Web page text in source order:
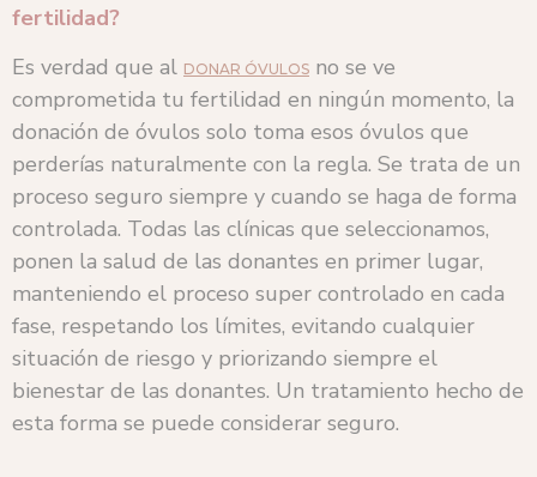
fertilidad?
Es verdad que al DONAR ÓVULOS no se ve
comprometida tu fertilidad en ningún momento, la
donación de óvulos solo toma esos óvulos que
perderías naturalmente con la regla. Se trata de un
proceso seguro siempre y cuando se haga de forma
controlada. Todas las clínicas que seleccionamos,
ponen la salud de las donantes en primer lugar,
manteniendo el proceso super controlado en cada
fase, respetando los límites, evitando cualquier
situación de riesgo y priorizando siempre el
bienestar de las donantes. Un tratamiento hecho de
esta forma se puede considerar seguro.